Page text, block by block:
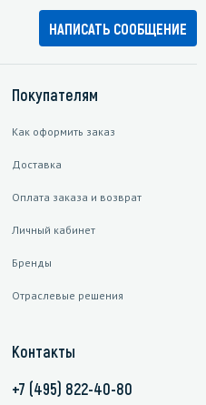
НАПИСАТЬ СООБЩЕНИЕ
Покупателям
Как оформить заказ
Доставка
Оплата заказа и возврат
Личный кабинет
Бренды
Отраслевые решения
Контакты
+7 (495) 822-40-80